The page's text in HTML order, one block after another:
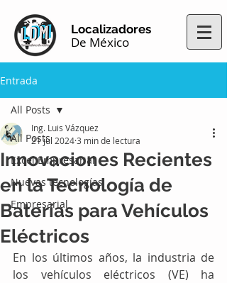
Localizadores
De México
Entrada
All Posts
Excel Empresarial
Nuevas tecnologías
Empresarial
All Posts
Innovaciones Recientes
en la Tecnología de
Baterías para Vehículos
Eléctricos
Ing. Luis Vázquez
21 jul 20243 min de lectura
En los últimos años, la industria de
los vehículos eléctricos (VE) ha